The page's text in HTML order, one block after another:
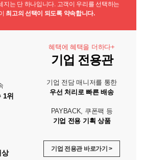
지는 단 하나입니다. 고객이 우리를 선택하는
최고의 선택이 되도록 약속합니다.
1위
상
혜택에 혜택을 더하다+
기업 전용관
기업 전담 매니저를 통한
우선 처리로 빠른 배송
PAYBACK, 쿠폰팩 등
기업 전용 기획 상품
기업 전용관 바로가기 >